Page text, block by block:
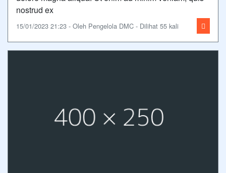
nostrud ex
15/01/2023 21:23 - Oleh Pengelola DMC - Dilihat 55 kali